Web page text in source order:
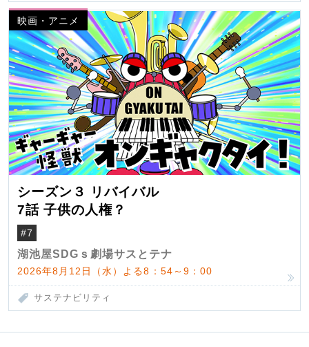
映画・アニメ
シーズン３ リバイバル
7話 子供の人権？
#7
湖池屋SDGｓ劇場サスとテナ
2026年8月12日（水）よる8：54～9：00
サステナビリティ